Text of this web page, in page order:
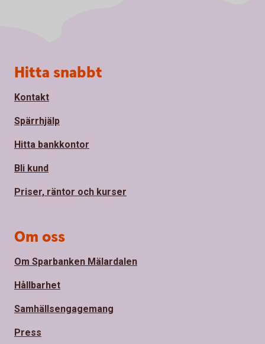
Sidfot
Hitta snabbt
Kontakt
Spärrhjälp
Hitta bankkontor
Bli kund
Priser, räntor och kurser
Om oss
Om Sparbanken Mälardalen
Hållbarhet
Samhällsengagemang
Press